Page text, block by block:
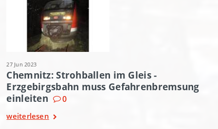
27 Jun 2023
Chemnitz: Strohballen im Gleis -
Erzgebirgsbahn muss Gefahrenbremsung
einleiten
0
weiterlesen